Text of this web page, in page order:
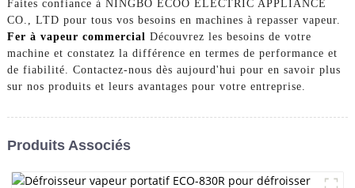
Faites confiance à NINGBO ECOO ELECTRIC APPLIANCE
CO., LTD pour tous vos besoins en machines à repasser vapeur.
Fer à vapeur commercial Découvrez les besoins de votre
machine et constatez la différence en termes de performance et
de fiabilité. Contactez-nous dès aujourd'hui pour en savoir plus
sur nos produits et leurs avantages pour votre entreprise.
Produits Associés